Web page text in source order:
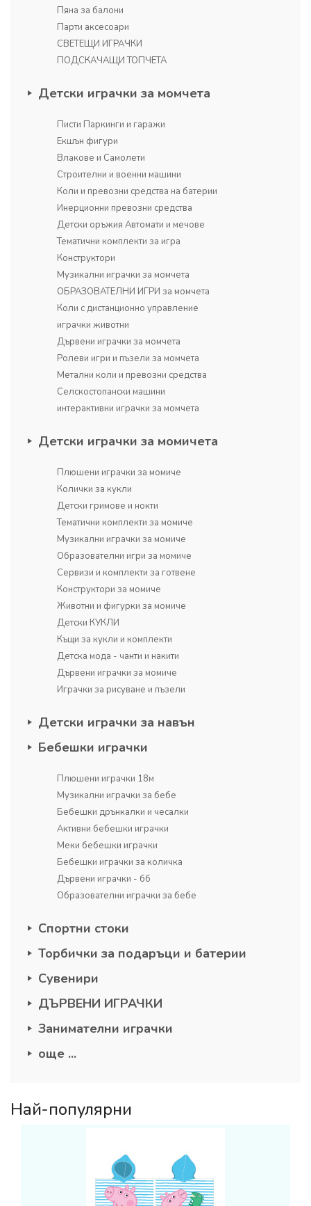
Пяна за балони
Парти аксесоари
СВЕТЕЩИ ИГРАЧКИ
ПОДСКАЧАЩИ ТОПЧЕТА
Детски играчки за момчета
Писти Паркинги и гаражи
Екшън фигури
Влакове и Самолети
Строителни и военни машини
Коли и превозни средства на батерии
Инерционни превозни средства
Детски оръжия Автомати и мечове
Тематични комплекти за игра
Конструктори
Музикални играчки за момчета
ОБРАЗОВАТЕЛНИ ИГРИ за момчета
Коли с дистанционно управление
играчки животни
Дървени играчки за момчета
Ролеви игри и пъзели за момчета
Метални коли и превозни средства
Селскостопански машини
интерактивни играчки за момчета
Детски играчки за момичета
Плюшени играчки за момиче
Колички за кукли
Детски гримове и нокти
Тематични комплекти за момиче
Музикални играчки за момиче
Образователни игри за момиче
Сервизи и комплекти за готвене
Конструктори за момиче
Животни и фигурки за момиче
Детски КУКЛИ
Къщи за кукли и комплекти
Детска мода - чанти и накити
Дървени играчки за момиче
Играчки за рисуване и пъзели
Детски играчки за навън
Бебешки играчки
Плюшени играчки 18м
Музикални играчки за бебе
Бебешки дрънкалки и чесалки
Активни бебешки играчки
Меки бебешки играчки
Бебешки играчки за количка
Дървени играчки - бб
Образователни играчки за бебе
Спортни стоки
Торбички за подаръци и батерии
Сувенири
ДЪРВЕНИ ИГРАЧКИ
Занимателни играчки
още ...
Най-популярни